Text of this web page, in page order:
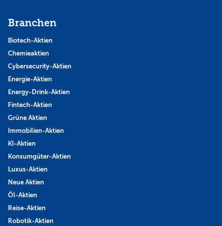
Branchen
Biotech-Aktien
Chemieaktien
Cybersecurity-Aktien
Energie-Aktien
Energy-Drink-Aktien
Fintech-Aktien
Grüne Aktien
Immobilien-Aktien
KI-Aktien
Konsumgüter-Aktien
Luxus-Aktien
Neue Aktien
Öl-Aktien
Reise-Aktien
Robotik-Aktien